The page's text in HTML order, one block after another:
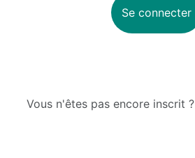
Se connecter
Vous n'êtes pas encore inscrit ?